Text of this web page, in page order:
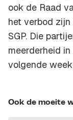
ook de Raad
het verbod zijn
SGP. Die
meerderheid
volgende
Ook de moeite